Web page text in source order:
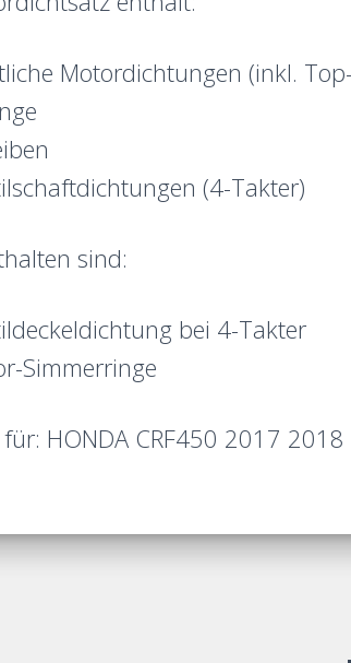
Motordichtungen (inkl.
(4-Takter)
sind:
bei 4-Takter
Simmerringe
HONDA CRF450 2017 2018